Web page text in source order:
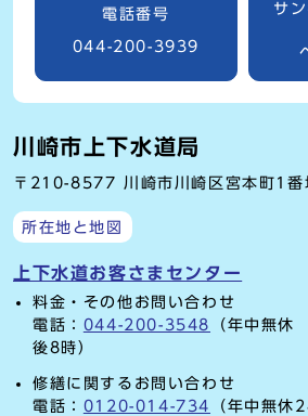
電話番号
044-200-3939
サ
川崎市上下水道局
〒210-8577 川崎市川崎区宮本町1番
所在地と地図
上下水道お客さまセンター
料金・その他お問い合わせ
電話： 044-200-3548
（年中無
後8時）
修繕に関するお問い合わせ
電話： 0120-014-734 （年中無休